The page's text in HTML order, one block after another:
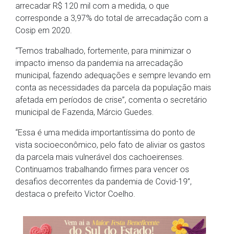
arrecadar R$ 120 mil com a medida, o que
corresponde a 3,97% do total de arrecadação com a
Cosip em 2020.
“Temos trabalhado, fortemente, para minimizar o
impacto imenso da pandemia na arrecadação
municipal, fazendo adequações e sempre levando em
conta as necessidades da parcela da população mais
afetada em períodos de crise”, comenta o secretário
municipal de Fazenda, Márcio Guedes.
“Essa é uma medida importantíssima do ponto de
vista socioeconômico, pelo fato de aliviar os gastos
da parcela mais vulnerável dos cachoeirenses.
Continuamos trabalhando firmes para vencer os
desafios decorrentes da pandemia de Covid-19”,
destaca o prefeito Victor Coelho.